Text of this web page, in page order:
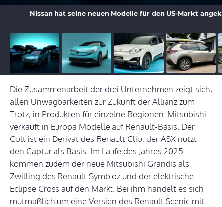
Nissan hat seine neuen Modelle für den US-Markt
Die Zusammenarbeit der drei Unternehmen zeigt sich,
allen Unwägbarkeiten zur Zukunft der Allianz zum
Trotz, in Produkten für einzelne Regionen. Mitsubishi
verkauft in Europa Modelle auf Renault-Basis. Der
Colt ist ein Derivat des Renault Clio, der ASX nutzt
den Captur als Basis. Im Laufe des Jahres 2025
kommen zudem der neue Mitsubishi Grandis als
Zwilling des Renault Symbioz und der elektrische
Eclipse Cross auf den Markt. Bei ihm handelt es sich
mutmaßlich um eine Version des Renault Scenic mit